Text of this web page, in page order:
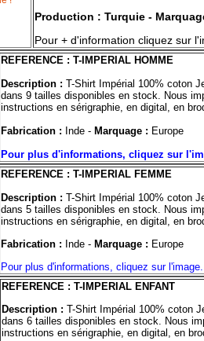
Production : Turquie -
Pour + d'information cliquez sur
REFERENCE : T-IMPERIAL HOMME
Description : T-Shirt Impérial 100% coton
dans 9 tailles disponibles en stock. Nous
instructions en sérigraphie, en digital, en
Fabrication : Inde - Marquage : Europe
Pour plus d'informations, cliquez sur
REFERENCE : T-IMPERIAL FEMME
Description : T-Shirt Impérial 100% coton
dans 5 tailles disponibles en stock. Nous
instructions en sérigraphie, en digital, en
Fabrication : Inde - Marquage : Europe
Pour plus d'informations, cliquez sur l'image.
REFERENCE : T-IMPERIAL ENFANT
Description : T-Shirt Impérial 100% coton
dans 6 tailles disponibles en stock. Nous
instructions en sérigraphie, en digital, en